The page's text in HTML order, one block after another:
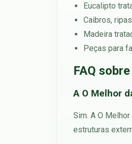
Eucalipto
Caibros,
Madeira
Peças para
FAQ
A O Melhor
Sim. A O
estruturas